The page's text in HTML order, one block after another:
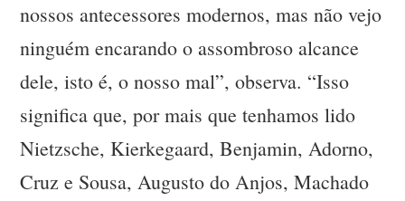
nossos antecessores modernos, mas não vejo
ninguém encarando o assombroso alcance
dele, isto é, o nosso mal”, observa. “Isso
significa que, por mais que tenhamos lido
Nietzsche, Kierkegaard, Benjamin, Adorno,
Cruz e Sousa, Augusto do Anjos, Machado